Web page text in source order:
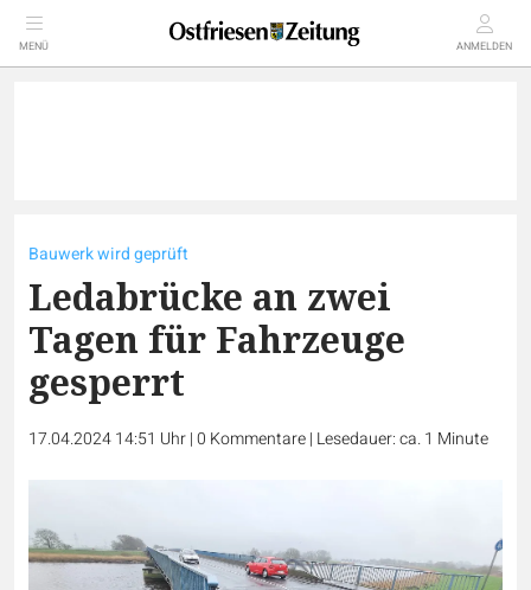
MENÜ ANMELDEN
Bauwerk wird geprüft
Ledabrücke an zwei
Tagen für Fahrzeuge
gesperrt
17.04.2024 14:51 Uhr|0 Kommentare| Lesedauer: ca. 1 Minute